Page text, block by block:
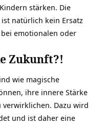
Kindern stärken. Die
natürlich kein Ersatz
emotionalen oder
Zukunft?!
wie magische
ihre innere Stärke
Dazu wird
und ist daher eine